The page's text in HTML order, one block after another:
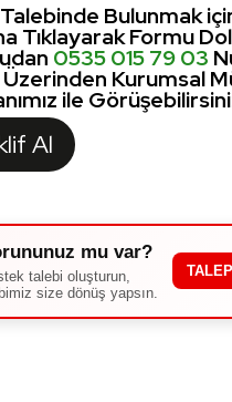
Bulunmak
Tıklayarak Formu
0535 015 79 03
Kurumsal
ile
Al
mu var?
talebi oluşturun,
size dönüş yapsın.